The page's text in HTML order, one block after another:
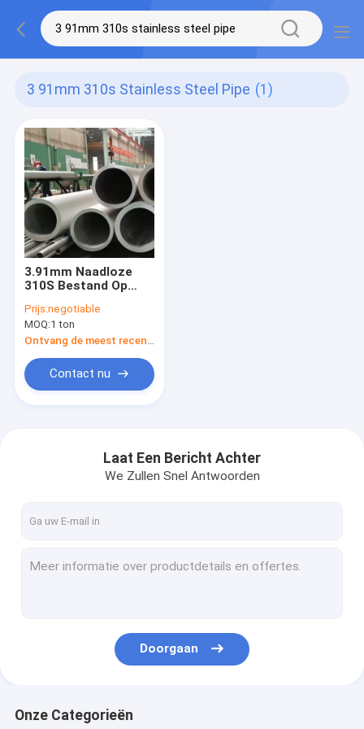
3 91mm 310s Stainless Steel Pipe (1)
3.91mm Naadloze
310S Bestand Op
van de Roestvrij
staalpijp
Prijs:negotiable
MOQ:1 ton
Contact nu
Laat Een Bericht Achter
We Zullen Snel Antwoorden
Doorgaan
Onze Categorieën